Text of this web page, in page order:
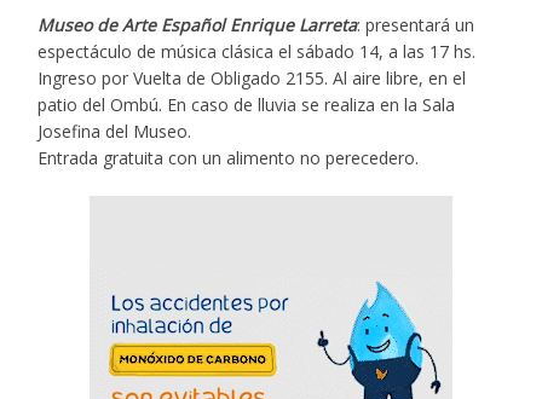
Museo de Arte Español Enrique Larreta: presentará un
espectáculo de música clásica el sábado 14, a las 17 hs.
Ingreso por Vuelta de Obligado 2155. Al aire libre, en el
patio del Ombú. En caso de lluvia se realiza en la Sala
Josefina del Museo.
Entrada gratuita con un alimento no perecedero.